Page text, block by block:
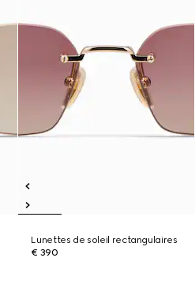
Lunettes de soleil rectangulaires
€ 390